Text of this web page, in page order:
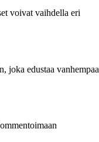
voivat vaihdella eri
joka edustaa vanhempaa